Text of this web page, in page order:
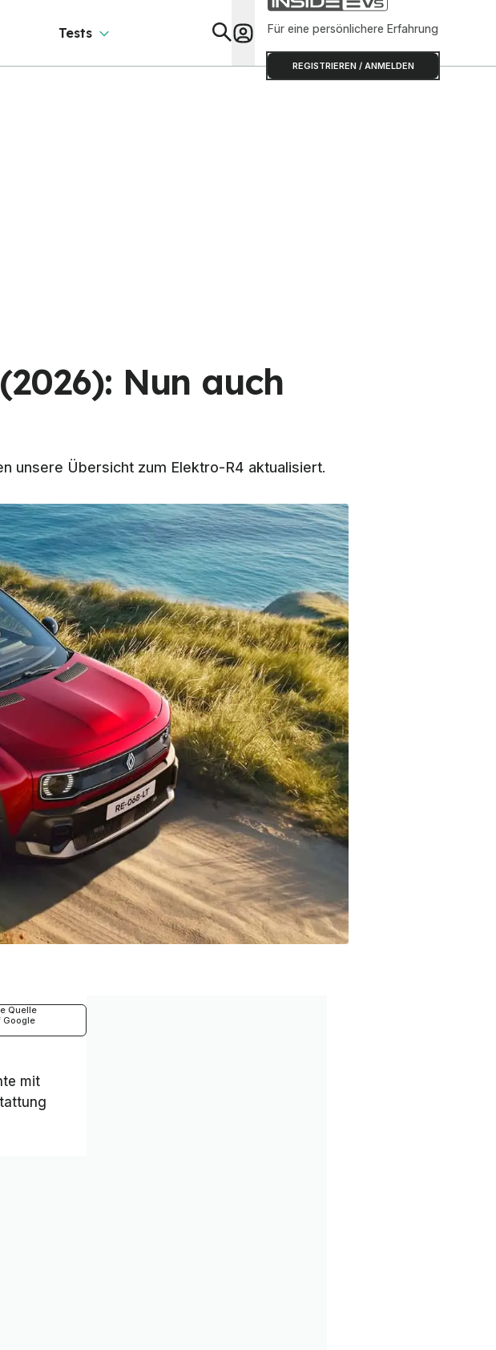
Tests Für eine persönlichere Erfahrung
REGISTRIEREN / ANMELDEN
Nun auch
unsere Übersicht zum Elektro-R4 aktualisiert.
Quelle
Google
mit